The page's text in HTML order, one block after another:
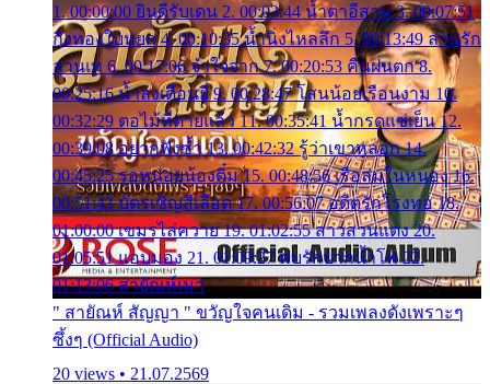
1. 00:00:00 ยินดีรับเดน 2. 00:03:44 น้ำตาอีสาน 3. 00:07:51
กิ่งทองใบหยก 4. 00:10:35 น้ำนิ่งไหลลึก 5. 00:13:49 ลานรัก
ลานเท 6. 00:17:06 จำใจจาก 7. 00:20:53 คืนฝนตก 8.
00:25:16 น้ำลงเดือนยี่ 9. 00:28:47 โสนน้อยเรือนงาม 10.
00:32:29 ตอไม้ที่ตายแล้ว 11. 00:35:41 น้ำกรดแช่เย็น 12.
00:39:08 อยากฟังซ้ำ 13. 00:42:32 รู้ว่าเขาหลอก 14.
00:45:25 รอหน่อยน้องติ๋ม 15. 00:48:56 เรือล่มในหนอง 16.
00:51:43 บัตรเชิญสีเลือด 17. 00:56:07 อดีตรักโรงทอ 18.
01:00:00 เขมรไล่ควาย 19. 01:02:55 สาวสวนแตง 20.
01:05:51 แอบมอง 21. 01:09:27 พบรักปากน้ำโพ 22.
01:13:06 สายัณห์เมา
" สายัณห์ สัญญา " ขวัญใจคนเดิม - รวมเพลงดังเพราะๆ
ซึ้งๆ (Official Audio)
20 views • 21.07.2569